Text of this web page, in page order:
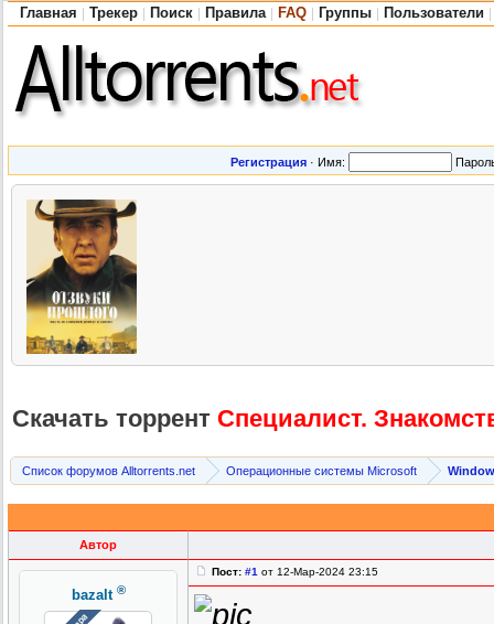
Главная Трекер Поиск Правила FAQ Группы Пользователи
Регистрация · Имя:
Скачать торрент Специалист.
Список форумов Alltorrents.net Операционные системы Microsoft
Автор
bazalt ®
Пост: #1 от 12-Мар-2024 23:15